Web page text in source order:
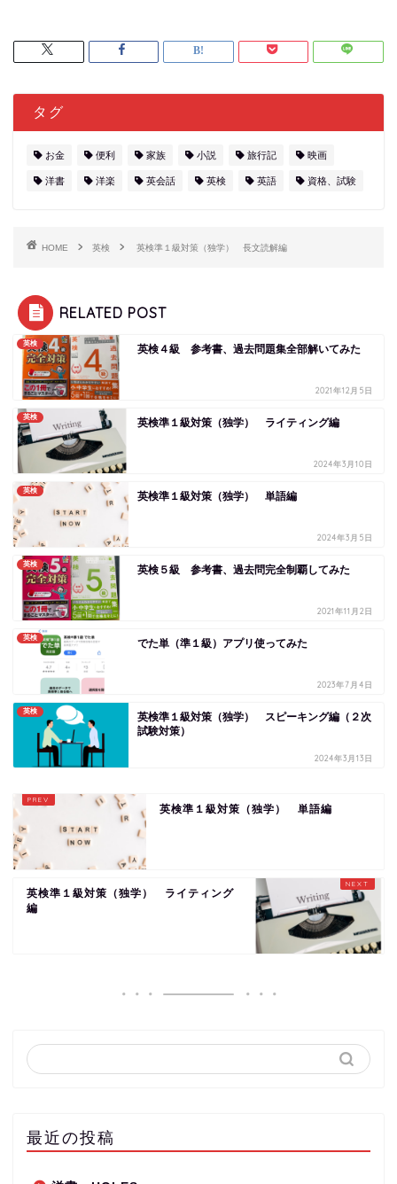
タグ
お金 便利 家族 小説 旅行記 映画
洋書 洋楽 英会話 英検 英語 資格、試験
HOME 英検 英検準１級対策（独学） 長文読解編
RELATED POST
英検 英検４級 参考書、過去問題集全部解いてみた
2021年12月5日
英検 英検準１級対策（独学） ライティング編
2024年3月10日
英検 英検準１級対策（独学） 単語編
2024年3月5日
英検 英検５級 参考書、過去問完全制覇してみた
2021年11月2日
英検 でた単（準１級）アプリ使ってみた
2023年7月4日
英検
英検準１級対策（独学） スピーキング編（２次
試験対策）
2024年3月13日
英検準１級対策（独学） 単語編
英検準１級対策（独学） ライティング
編
最近の投稿